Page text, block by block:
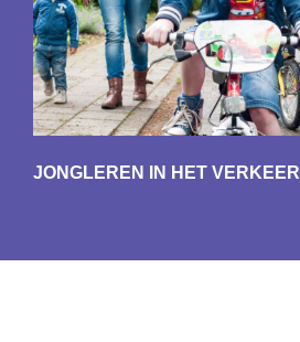
JONGLEREN IN HET VERKEER